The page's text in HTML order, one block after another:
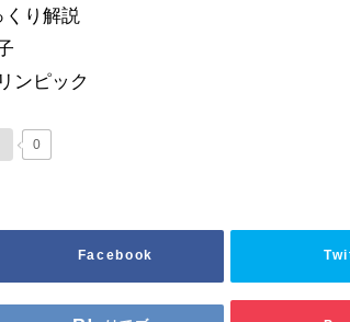
くり解説
ンピック
0
Facebook